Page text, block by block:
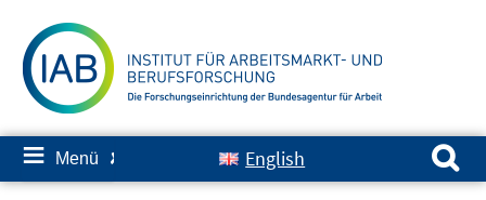
zum
Inhalt
≡ Menü ✘ English
Suchen nach: